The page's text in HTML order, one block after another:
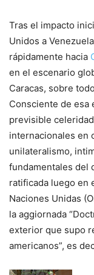
Tras el impacto
Unidos a
rápidamente hacia
en el escenario
Caracas, sobre
Consciente de esa
previsible
internacionales en
unilateralismo,
fundamentales del
ratificada luego en
Naciones Unidas
la aggiornada
exterior que supo
americanos”, es